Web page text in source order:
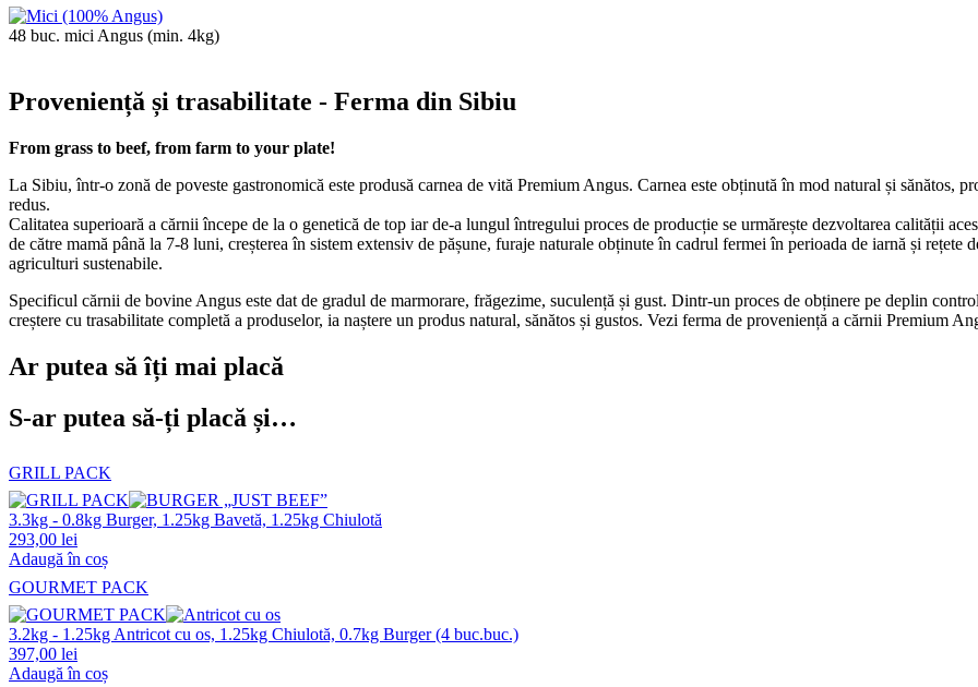
48 buc. mici Angus (min. 4kg)
Proveniență și trasabilitate - Ferma din Sibiu
From grass to beef, from farm to your plate!
La Sibiu, într-o zonă de poveste gastronomică este produsă carnea de vită Premium Angus. Carnea este obținută în mod natural și sănătos,
redus.
Calitatea superioară a cărnii începe de la o genetică de top iar de-a lungul întregului proces de producție se urmărește dezvoltarea calității
de către mamă până la 7-8 luni, creșterea în sistem extensiv de pășune, furaje naturale obținute în cadrul fermei în perioada de iarnă și
agriculturi sustenabile.
Specificul cărnii de bovine Angus este dat de gradul de marmorare, frăgezime, suculență și gust. Dintr-un proces de obținere pe deplin
creștere cu trasabilitate completă a produselor, ia naștere un produs natural, sănătos și gustos. Vezi ferma de proveniență a cărnii Premium
Ar putea să îți mai placă
S-ar putea să-ți placă și…
GRILL PACK
3.3kg - 0.8kg Burger, 1.25kg Bavetă, 1.25kg Chiulotă
293,00 lei
Adaugă în coș
GOURMET PACK
3.2kg - 1.25kg Antricot cu os, 1.25kg Chiulotă, 0.7kg Burger (4 buc.buc.)
397,00 lei
Adaugă în coș